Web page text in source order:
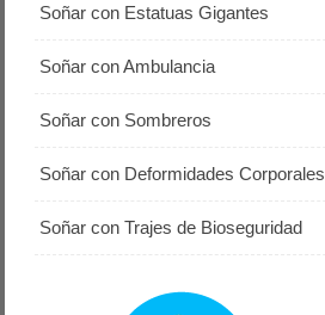
Soñar con Estatuas Gigantes
Soñar con Ambulancia
Soñar con Sombreros
Soñar con Deformidades Corporales
Soñar con Trajes de Bioseguridad